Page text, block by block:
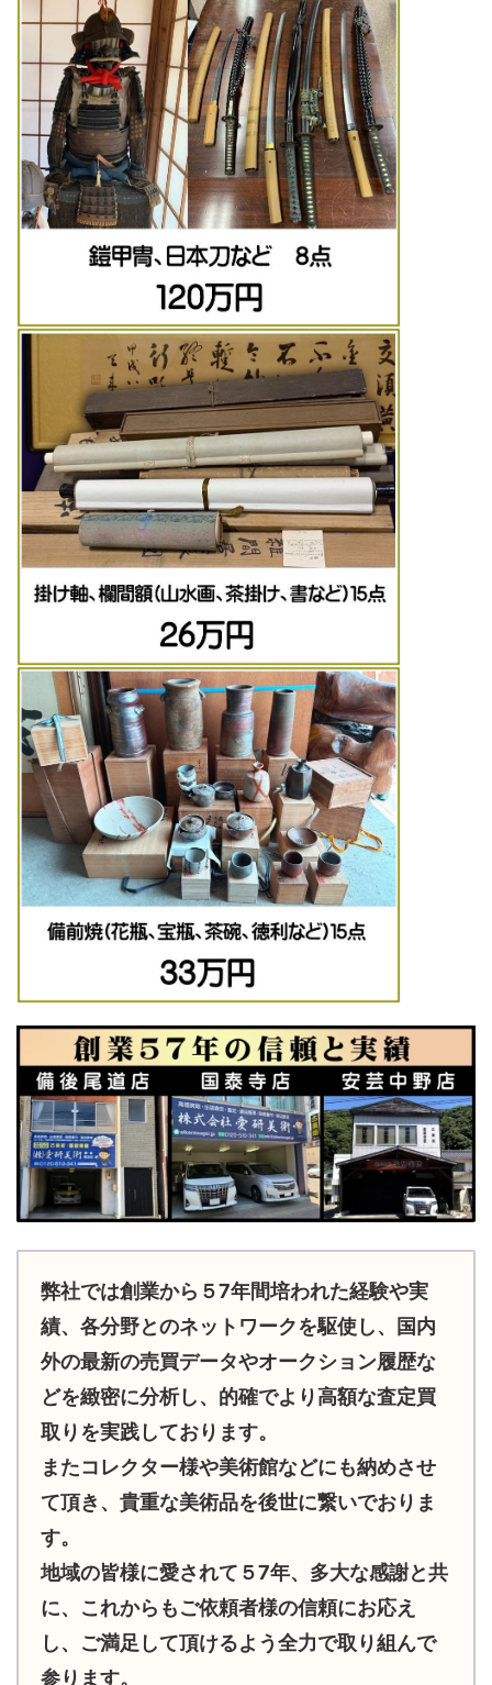
弊社では創業から５7年間培われた経験や実
績、各分野とのネットワークを駆使し、国内
外の最新の売買データやオークション履歴な
どを緻密に分析し、的確でより高額な査定買
取りを実践しております。
またコレクター様や美術館などにも納めさせ
て頂き、貴重な美術品を後世に繋いでおりま
す。
地域の皆様に愛されて５7年、多大な感謝と共
に、これからもご依頼者様の信頼にお応え
し、ご満足して頂けるよう全力で取り組んで
参ります。